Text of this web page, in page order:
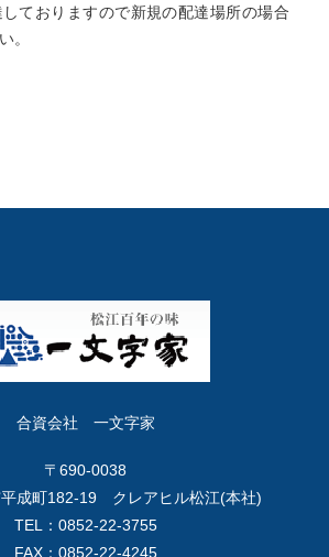
ておりますので新規の配達場所の場合
。
合資会社 一文字家
〒690-0038
成町182-19 クレアヒル松江(本社)
TEL：0852-22-3755
FAX：0852-22-4245